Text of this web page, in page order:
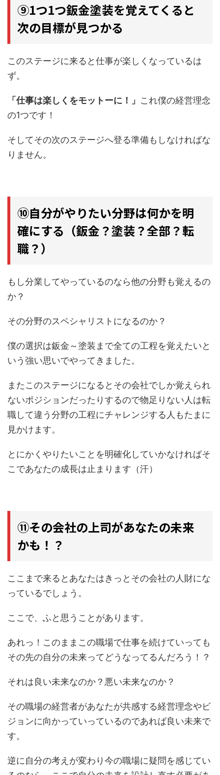
⑨1つ1つ鈑金塗装を覚えてくると
次の目標が見つかる
このステージに来ると仕事が楽しくなっているは
ず。
「仕事は楽しくをモットーに！」 これ僕の経営理念
の1つです！
そしてその次のステージへ登る準備もしなければな
りません。
⑩自分がやりたい分野は何かを明
確にする（鈑金？塗装？全部？転
職？）
もし分業してやっているのなら他の分野も覚えるの
か？
その分野のスペシャリストになるのか？
僕の選択は鈑金～塗装まで全ての工程を覚えたいと
いう強い思いでやってきました。
またこのステージになるとその会社でしか覚えられ
ないポジションだったりするので物足りない人は転
職して違う分野の工程にチャレンジする人もたまに
見かけます。
とにかくやりたいことを明確化していかなければそ
こであなたの成長は止まります（汗）
⑪その会社の上司があなたの未来
かも！？
ここまで来るとあなたはきっとその会社の人財にな
っているでしょう。
ここで、ふと思うことがあります。
あれっ！このままこの職場で仕事を続けていっても
その先の自分の未来ってどうなってるんだろう！？
それは良い未来なのか？悪い未来なのか？
その職場の経営者があなたが共感する経営理念やビ
ジョンに向かっていっているのであれば良い未来で
す。
逆に自分の考えが変わり今の職場に疑問を感じてい